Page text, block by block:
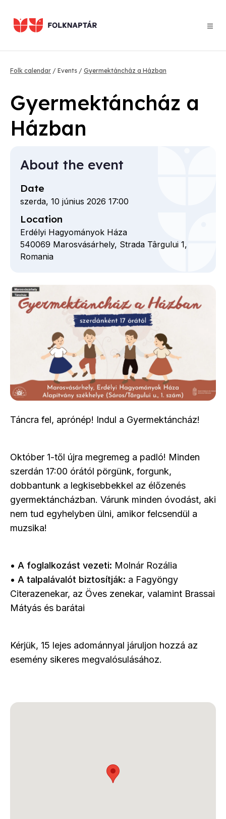
main
content
Breadcrumb
Folk calendar Events Gyermektáncház a Házban
Gyermektáncház a
Házban
Táncra fel, aprónép! Indul a Gyermektáncház!
Október 1-től újra megremeg a padló! Minden
szerdán 17:00 órától pörgünk, forgunk,
dobbantunk a legkisebbekkel az élőzenés
gyermektáncházban. Várunk minden óvodást, aki
nem tud egyhelyben ülni, amikor felcsendül a
muzsika!
• A foglalkozást vezeti: Molnár Rozália
• A talpalávalót biztosítják: a Fagyöngy
Citerazenekar, az Öves zenekar, valamint Brassai
Mátyás és barátai
Kérjük, 15 lejes adománnyal járuljon hozzá az
esemény sikeres megvalósulásához.
About the event
Date
szerda, 10 június 2026 17:00
Location
Erdélyi Hagyományok Háza
540069 Marosvásárhely, Strada Târgului 1,
Romania